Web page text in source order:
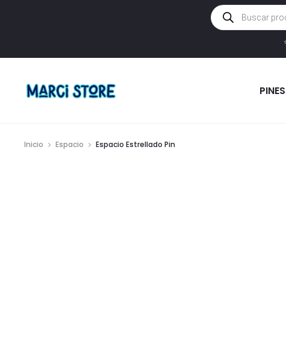
Búsqueda
de
productos
PINES
Inicio Espacio Espacio Estrellado Pin